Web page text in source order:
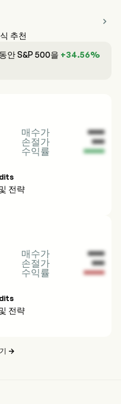

추천
안 S&P 500을 +34.56%
매수가 ■■■■
손절가 ■■■
수익률 ■■■■■
전략
매수가 ■■■■
손절가 ■■■
수익률 ■■■■■
전략
